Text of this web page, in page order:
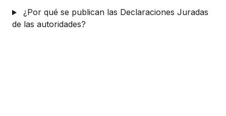
¿Por qué se publican las Declaraciones Juradas
de las autoridades?